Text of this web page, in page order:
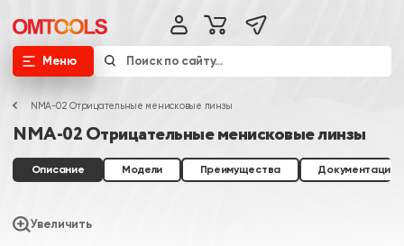
Меню
NMA-02 Отрицательные менисковые линзы
NMA-02 Отрицательные менисковые линзы
Описание Модели Преимущества Документация
Увеличить